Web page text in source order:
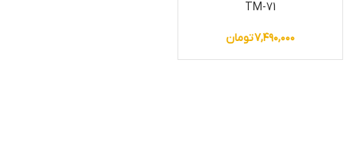
TM-71
۷,۴۹۰,۰۰۰تومان